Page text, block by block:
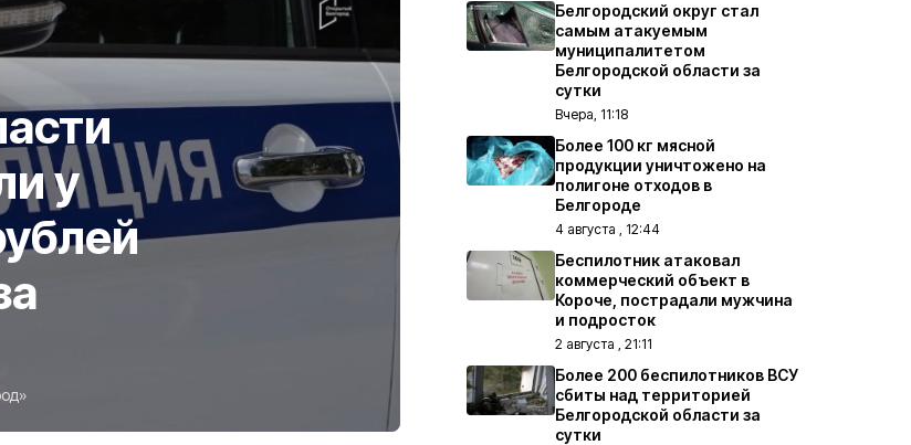
у
Белгородский округ стал
самым атакуемым
муниципалитетом
Белгородской области за
сутки
Вчера, 11:18
Более 100 кг мясной
продукции уничтожено на
полигоне отходов в
Белгороде
4 августа , 12:44
Беспилотник атаковал
коммерческий объект в
Короче, пострадали мужчина
и подросток
2 августа , 21:11
Более 200 беспилотников ВСУ
сбиты над территорией
Белгородской области за
сутки